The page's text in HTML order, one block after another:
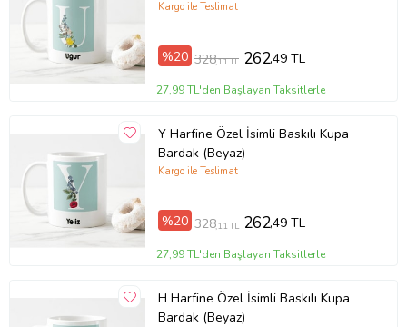
Kargo ile Teslimat
%20 328,11 TL 262,49 TL
27,99 TL'den Başlayan Taksitlerle
Y Harfine Özel İsimli Baskılı Kupa
Bardak (Beyaz)
Kargo ile Teslimat
%20 328,11 TL 262,49 TL
27,99 TL'den Başlayan Taksitlerle
H Harfine Özel İsimli Baskılı Kupa
Bardak (Beyaz)